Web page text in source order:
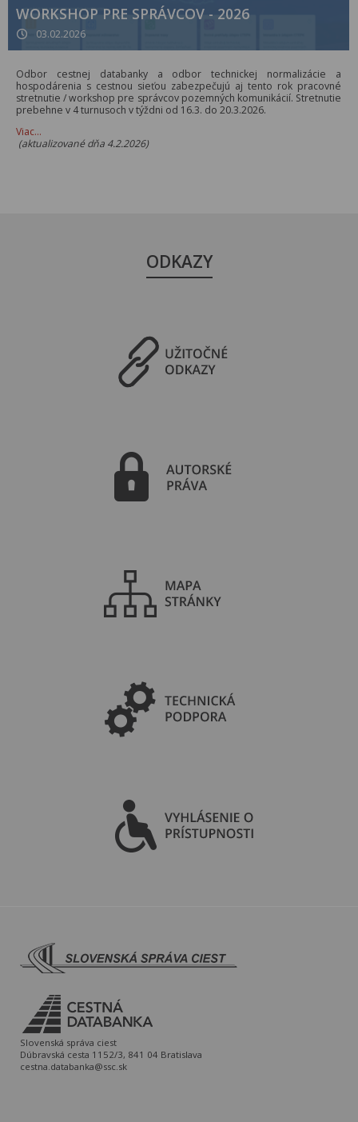
WORKSHOP PRE SPRÁVCOV - 2026
03.02.2026
Odbor cestnej databanky a odbor technickej normalizácie a
hospodárenia s cestnou sieťou zabezpečujú aj tento rok pracovné
stretnutie / workshop pre správcov pozemných komunikácií. Stretnutie
prebehne v 4 turnusoch v týždni od 16.3. do 20.3.2026.
Viac…
(aktualizované dňa 4.2.2026)
ODKAZY
Slovenská správa ciest
Dúbravská cesta 1152/3, 841 04 Bratislava
cestna.databanka@ssc.sk